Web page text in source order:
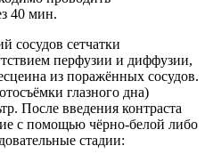
40 мин.
сосудов сетчатки
перфузии и диффузии,
из поражённых сосудов.
глазного дна)
После введения контраста
с помощью чёрно-белой либо
стадии: